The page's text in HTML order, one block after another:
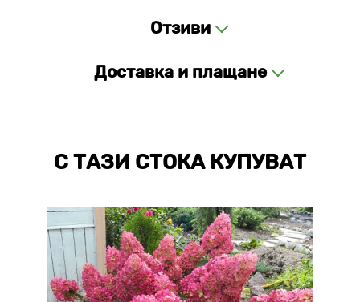
Отзиви
Доставка и плащане
С ТАЗИ СТОКА КУПУВАТ